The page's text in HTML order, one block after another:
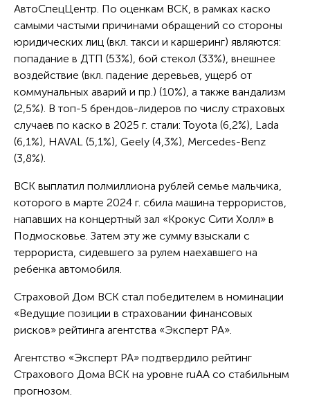
АвтоСпецЦентр. По оценкам ВСК, в рамках каско
самыми частыми причинами обращений со стороны
юридических лиц (вкл. такси и каршеринг) являются:
попадание в ДТП (53%), бой стекол (33%), внешнее
воздействие (вкл. падение деревьев, ущерб от
коммунальных аварий и пр.) (10%), а также вандализм
(2,5%). В топ-5 брендов-лидеров по числу страховых
случаев по каско в 2025 г. стали: Toyota (6,2%), Lada
(6,1%), HAVAL (5,1%), Geely (4,3%), Mercedes-Benz
(3,8%).
ВСК выплатил полмиллиона рублей семье мальчика,
которого в марте 2024 г. сбила машина террористов,
напавших на концертный зал «Крокус Сити Холл» в
Подмосковье. Затем эту же сумму взыскали с
террориста, сидевшего за рулем наехавшего на
ребенка автомобиля.
Страховой Дом ВСК стал победителем в номинации
«Ведущие позиции в страховании финансовых
рисков» рейтинга агентства «Эксперт РА».
Агентство «Эксперт РА» подтвердило рейтинг
Страхового Дома ВСК на уровне ruАA со стабильным
прогнозом.